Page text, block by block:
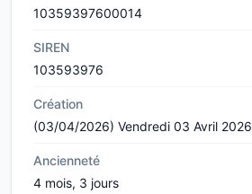
10359397600014
SIREN
103593976
Création
(03/04/2026) Vendredi 03 Avril 2026
Ancienneté
4 mois, 3 jours